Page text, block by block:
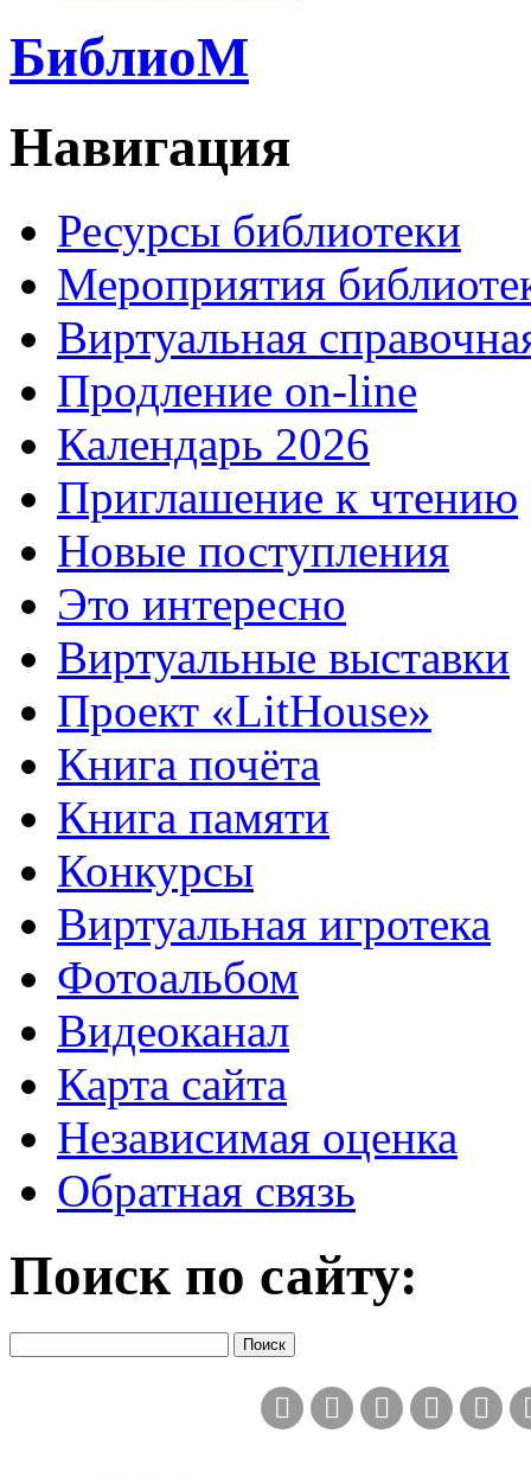
БиблиоМ
Навигация
Ресурсы библиотеки
Мероприятия
Виртуальная
Продление on-line
Календарь 2026
Приглашение к чтению
Новые поступления
Это интересно
Виртуальные выставки
Проект «LitHouse»
Книга почёта
Книга памяти
Конкурсы
Виртуальная игротека
Фотоальбом
Видеоканал
Карта сайта
Независимая оценка
Обратная связь
Поиск по сайту: